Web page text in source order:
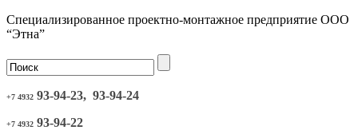
Специализированное проектно-монтажное предприятие ООО
“Этна”
+7 4932 93-94-23, 93-94-24
+7 4932 93-94-22